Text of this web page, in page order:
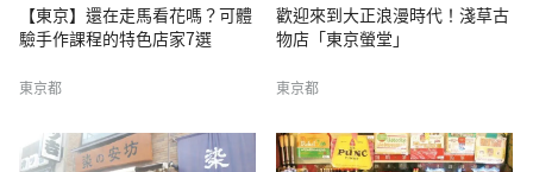
【東京】還在走馬看花嗎？可體
驗手作課程的特色店家7選
東京都
歡迎來到大正浪漫時代！淺草古
物店「東京螢堂」
東京都